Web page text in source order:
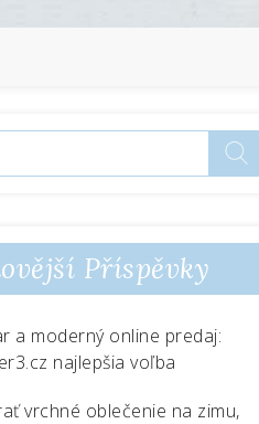
Příspěvky
a moderný online predaj:
najlepšia voľba
vrchné oblečenie na zimu,